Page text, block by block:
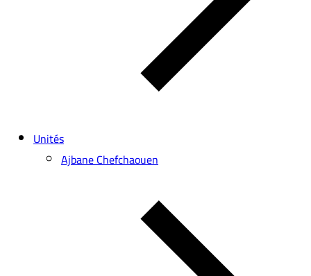
Unités
Ajbane Chefchaouen